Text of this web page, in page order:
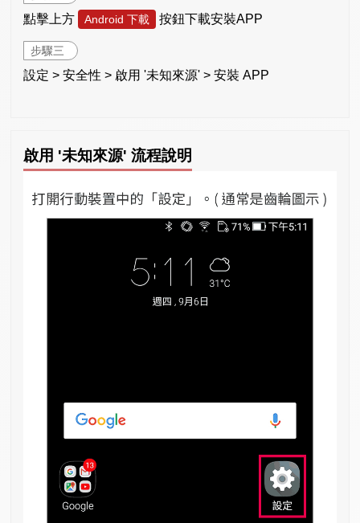
點擊上方 Android 下載 按鈕下載安裝APP
步驟三
設定 > 安全性 > 啟用 '未知來源' > 安裝 APP
啟用 '未知來源' 流程說明